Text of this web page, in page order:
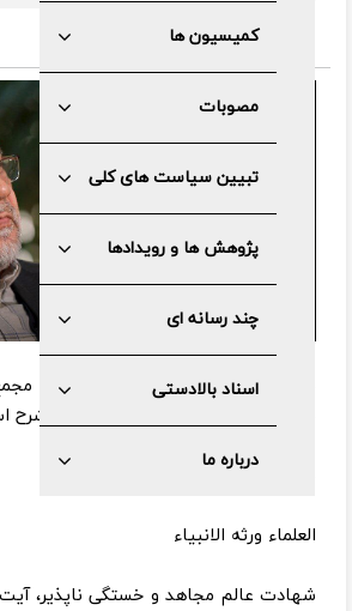
کمیسیون ها
مصوبات
تبیین سیاست های کلی
پژوهش ها و رویدادها
چند رسانه ای
اسناد بالادستی
درباره ما
به گزارش مرکز رسانه و روابط
نظام، متن پیام دکتر ذوالقدر به این
بسم الله الرحمن الرحیم
العلماء ورثه الانبیاء
شهادت عالم مجاهد و خستگی ناپذیر،